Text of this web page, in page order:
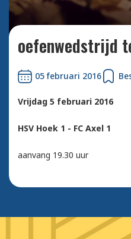
oefenwedstrijd
05 februari 2016
Vrijdag 5 februari 2016
HSV Hoek 1 - FC Axel 1
aanvang 19.30 uur